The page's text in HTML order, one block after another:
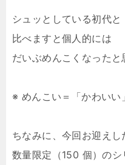
シュッとしている初代と
比べますと個人的には
だいぶめんこくなったと
※ めんこい＝「かわいい
ちなみに、今回お迎えし
数量限定（150 個）の